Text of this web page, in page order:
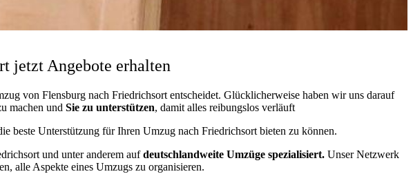
jetzt Angebote erhalten
von Flensburg nach Friedrichsort entscheidet. Glücklicherweise haben wir uns darauf
machen und Sie zu unterstützen, damit alles reibungslos verläuft
beste Unterstützung für Ihren Umzug nach Friedrichsort bieten zu können.
und unter anderem aufdeutschlandweite Umzüge spezialisiert.Unser Netzwerk
alle Aspekte eines Umzugs zu organisieren.